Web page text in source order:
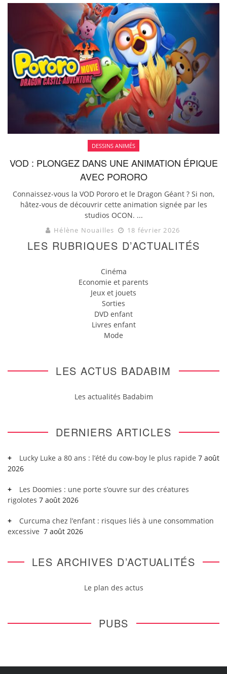
DESSINS ANIMÉS
VOD : PLONGEZ DANS UNE ANIMATION ÉPIQUE
AVEC PORORO
Connaissez-vous la VOD Pororo et le Dragon Géant ? Si non,
hâtez-vous de découvrir cette animation signée par les
studios OCON. ...
Hélène Nouailles 18 février 2026
LES RUBRIQUES D’ACTUALITÉS
Cinéma
Economie et parents
Jeux et jouets
Sorties
DVD enfant
Livres enfant
Mode
LES ACTUS BADABIM
Les actualités Badabim
DERNIERS ARTICLES
Lucky Luke a 80 ans : l’été du cow-boy le plus rapide 7 août
2026
Les Doomies : une porte s’ouvre sur des créatures
rigolotes 7 août 2026
Curcuma chez l’enfant : risques liés à une consommation
excessive 7 août 2026
LES ARCHIVES D’ACTUALITÉS
Le plan des actus
PUBS